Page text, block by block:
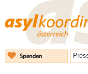
Spenden